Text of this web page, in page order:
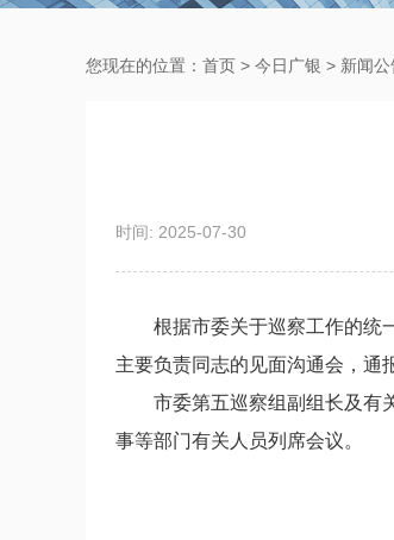
您现在的位置： 首页 > 今日广银 > 新闻公
时间: 2025-07-30
根据市委关于巡察工作的统
主要负责同志的见面沟通会，通
市委第五巡察组副组长及有
事等部门有关人员列席会议。